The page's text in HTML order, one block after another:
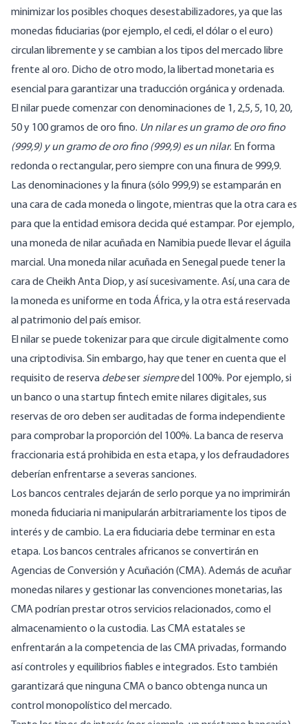
minimizar los posibles choques desestabilizadores, ya que las
monedas fiduciarias (por ejemplo, el cedi, el dólar o el euro)
circulan libremente y se cambian a los tipos del mercado libre
frente al oro. Dicho de otro modo, la libertad monetaria es
esencial para garantizar una traducción orgánica y ordenada.
El nilar puede comenzar con denominaciones de 1, 2,5, 5, 10, 20,
50 y 100 gramos de oro fino. Un nilar es un gramo de oro fino
(999,9) y un gramo de oro fino (999,9) es un nilar. En forma
redonda o rectangular, pero siempre con una finura de 999,9.
Las denominaciones y la finura (sólo 999,9) se estamparán en
una cara de cada moneda o lingote, mientras que la otra cara es
para que la entidad emisora decida qué estampar. Por ejemplo,
una moneda de nilar acuñada en Namibia puede llevar el águila
marcial. Una moneda nilar acuñada en Senegal puede tener la
cara de Cheikh Anta Diop, y así sucesivamente. Así, una cara de
la moneda es uniforme en toda África, y la otra está reservada
al patrimonio del país emisor.
El nilar se puede tokenizar para que circule digitalmente como
una criptodivisa. Sin embargo, hay que tener en cuenta que el
requisito de reserva debeser siempredel 100%. Por ejemplo, si
un banco o una startup fintech emite nilares digitales, sus
reservas de oro deben ser auditadas de forma independiente
para comprobar la proporción del 100%. La banca de reserva
fraccionaria está prohibida en esta etapa, y los defraudadores
deberían enfrentarse a severas sanciones.
Los bancos centrales dejarán de serlo porque ya no imprimirán
moneda fiduciaria ni manipularán arbitrariamente los tipos de
interés y de cambio. La era fiduciaria debe terminar en esta
etapa. Los bancos centrales africanos se convertirán en
Agencias de Conversión y Acuñación (CMA). Además de acuñar
monedas nilares y gestionar las convenciones monetarias, las
CMA podrían prestar otros servicios relacionados, como el
almacenamiento o la custodia. Las CMA estatales se
enfrentarán a la competencia de las CMA privadas, formando
así controles y equilibrios fiables e integrados. Esto también
garantizará que ninguna CMA o banco obtenga nunca un
control monopolístico del mercado.